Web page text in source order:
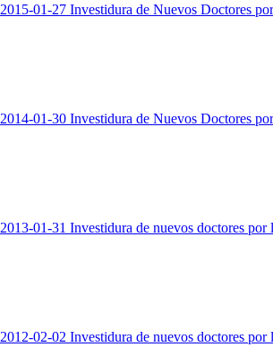
2015-01-27 Investidura de Nuevos Doctores
2014-01-30 Investidura de Nuevos Doctores
2013-01-31 Investidura de nuevos doctores
2012-02-02 Investidura de nuevos doctores